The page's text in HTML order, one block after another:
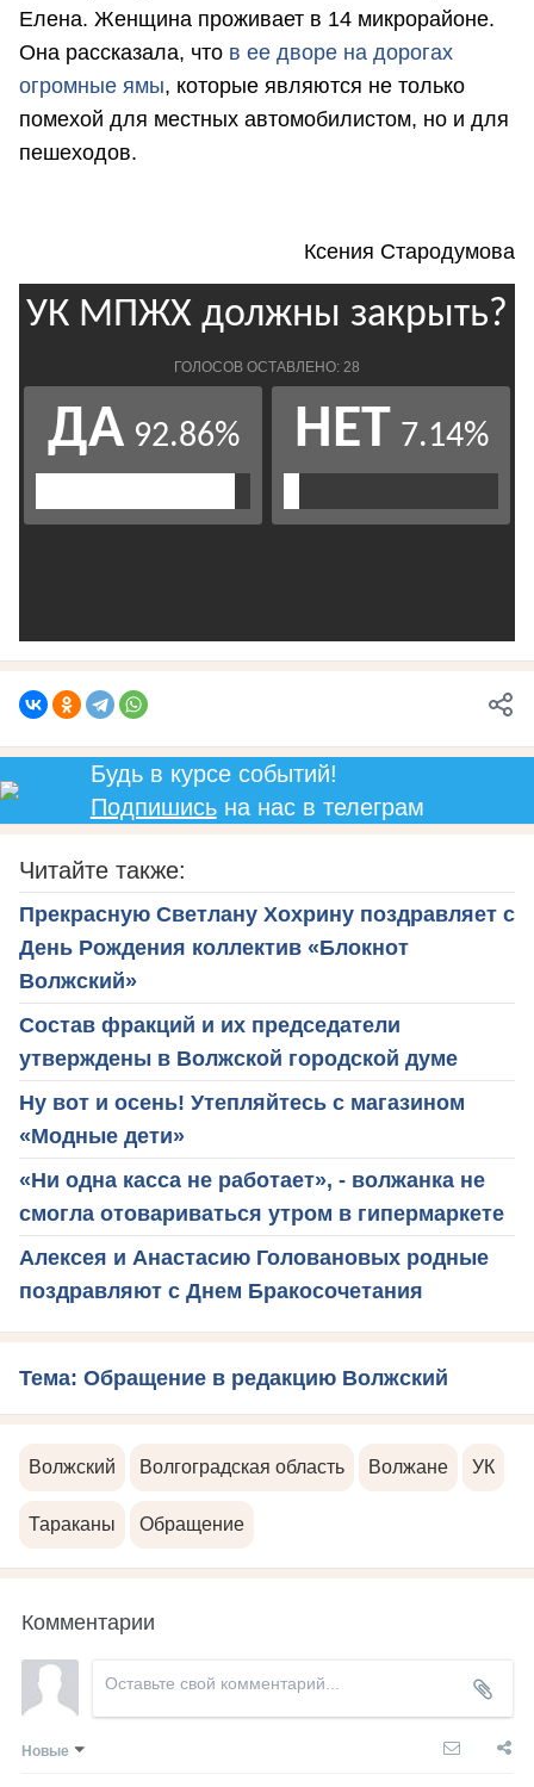
Елена. Женщина проживает в 14 микрорайоне.
Она рассказала, что в ее дворе на дорогах
огромные ямы, которые являются не только
помехой для местных автомобилистом, но и для
пешеходов.
Ксения Стародумова
Будь в курсе событий!
Подпишисьна нас в телеграм
Читайте также:
Прекрасную Светлану Хохрину поздравляет с
День Рождения коллектив «Блокнот
Волжский»
Состав фракций и их председатели
утверждены в Волжской городской думе
Ну вот и осень! Утепляйтесь с магазином
«Модные дети»
«Ни одна касса не работает», - волжанка не
смогла отовариваться утром в гипермаркете
Алексея и Анастасию Головановых родные
поздравляют с Днем Бракосочетания
Тема: Обращение в редакцию Волжский
Волжский Волгоградская область Волжане УК
Тараканы Обращение
Комментарии
Новые